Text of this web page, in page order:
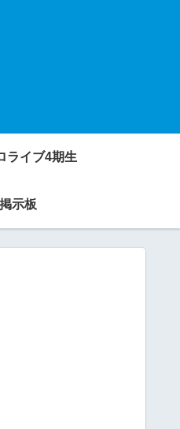
ライブ4期生
示板
圧巻のステージを徹底レポー
おおおおおお